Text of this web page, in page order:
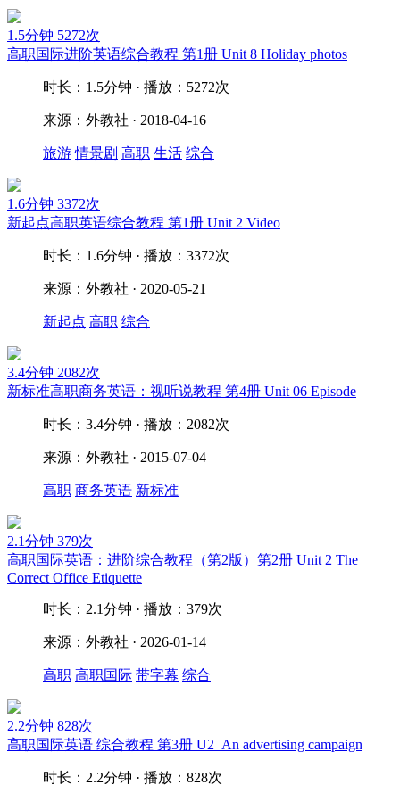
1.5分钟 5272次
高职国际进阶英语综合教程 第1册 Unit 8 Holiday photos
时长：1.5分钟 · 播放：5272次
来源：外教社 · 2018-04-16
旅游 情景剧 高职 生活 综合
1.6分钟 3372次
新起点高职英语综合教程 第1册 Unit 2 Video
时长：1.6分钟 · 播放：3372次
来源：外教社 · 2020-05-21
新起点 高职 综合
3.4分钟 2082次
新标准高职商务英语：视听说教程 第4册 Unit 06 Episode
时长：3.4分钟 · 播放：2082次
来源：外教社 · 2015-07-04
高职 商务英语 新标准
2.1分钟 379次
高职国际英语：进阶综合教程（第2版）第2册 Unit 2 The
Correct Office Etiquette
时长：2.1分钟 · 播放：379次
来源：外教社 · 2026-01-14
高职 高职国际 带字幕 综合
2.2分钟 828次
高职国际英语 综合教程 第3册 U2_An advertising campaign
时长：2.2分钟 · 播放：828次